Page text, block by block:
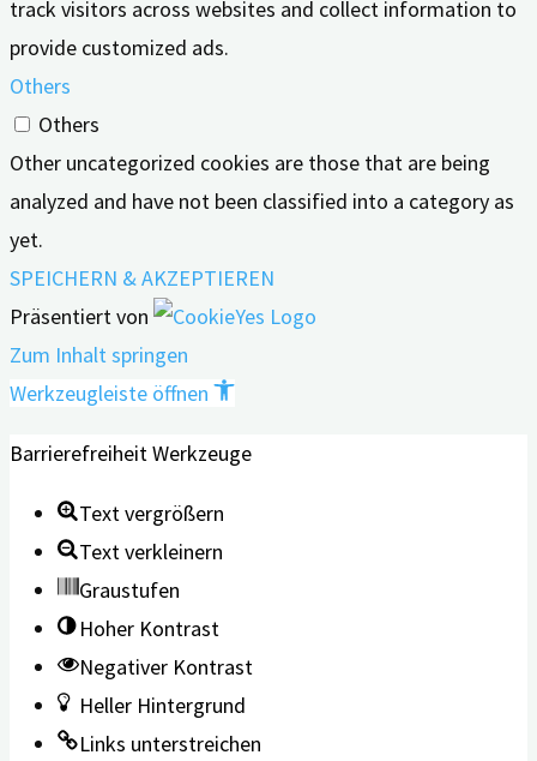
track visitors across websites and collect information to
provide customized ads.
Others
Others
Other uncategorized cookies are those that are being
analyzed and have not been classified into a category as
yet.
SPEICHERN & AKZEPTIEREN
Präsentiert von
Zum Inhalt springen
Werkzeugleiste öffnen
Barrierefreiheit Werkzeuge
Text vergrößern
Text verkleinern
Graustufen
Hoher Kontrast
Negativer Kontrast
Heller Hintergrund
Links unterstreichen